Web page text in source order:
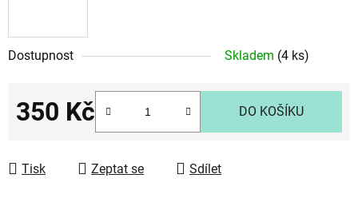
Dostupnost Skladem (4 ks)
350 Kč DO KOŠÍKU
Tisk Zeptat se Sdílet